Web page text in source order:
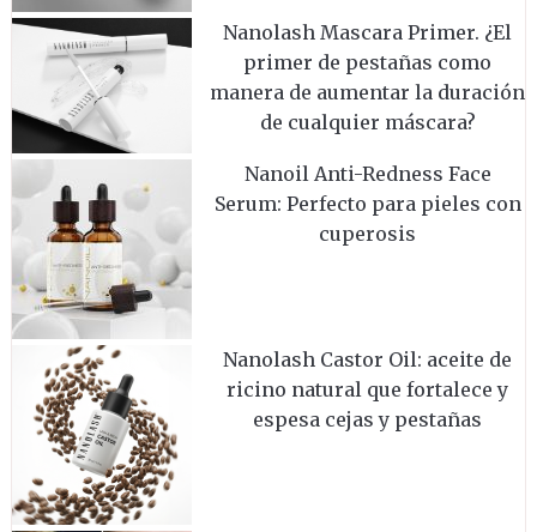
Nanolash Mascara Primer. ¿El
primer de pestañas como
manera de aumentar la duración
de cualquier máscara?
Nanoil Anti-Redness Face
Serum: Perfecto para pieles con
cuperosis
Nanolash Castor Oil: aceite de
ricino natural que fortalece y
espesa cejas y pestañas